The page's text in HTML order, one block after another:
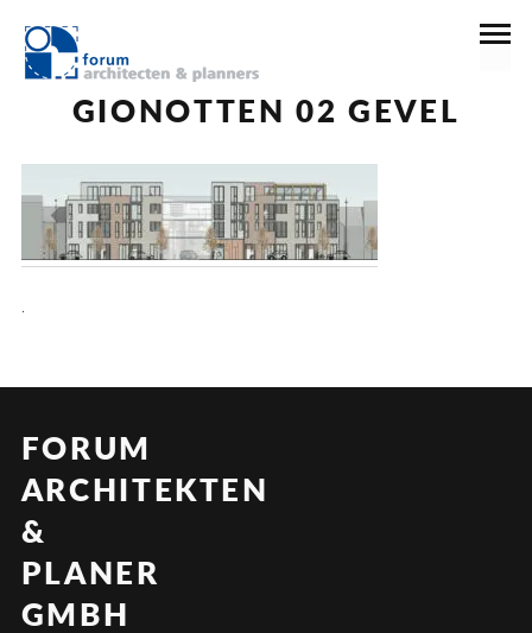
GIONOTTEN 02 GEVEL
.
FORUM
ARCHITEKTEN
&
PLANER
GMBH